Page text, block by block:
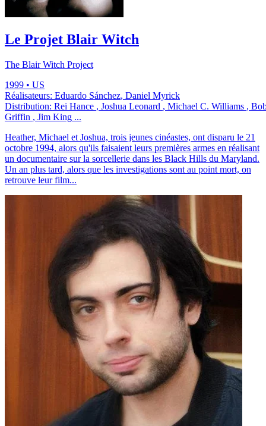
Le Projet Blair Witch
The Blair Witch Project
1999 • US
Réalisateurs: Eduardo Sánchez, Daniel Myrick
Distribution: Rei Hance , Joshua Leonard , Michael C. Williams ,
Griffin , Jim King ...
Heather, Michael et Joshua, trois jeunes cinéastes, ont disparu le 21
octobre 1994, alors qu'ils faisaient leurs premières armes en réalisant
un documentaire sur la sorcellerie dans les Black Hills du Maryland.
Un an plus tard, alors que les investigations sont au point mort, on
retrouve leur film...